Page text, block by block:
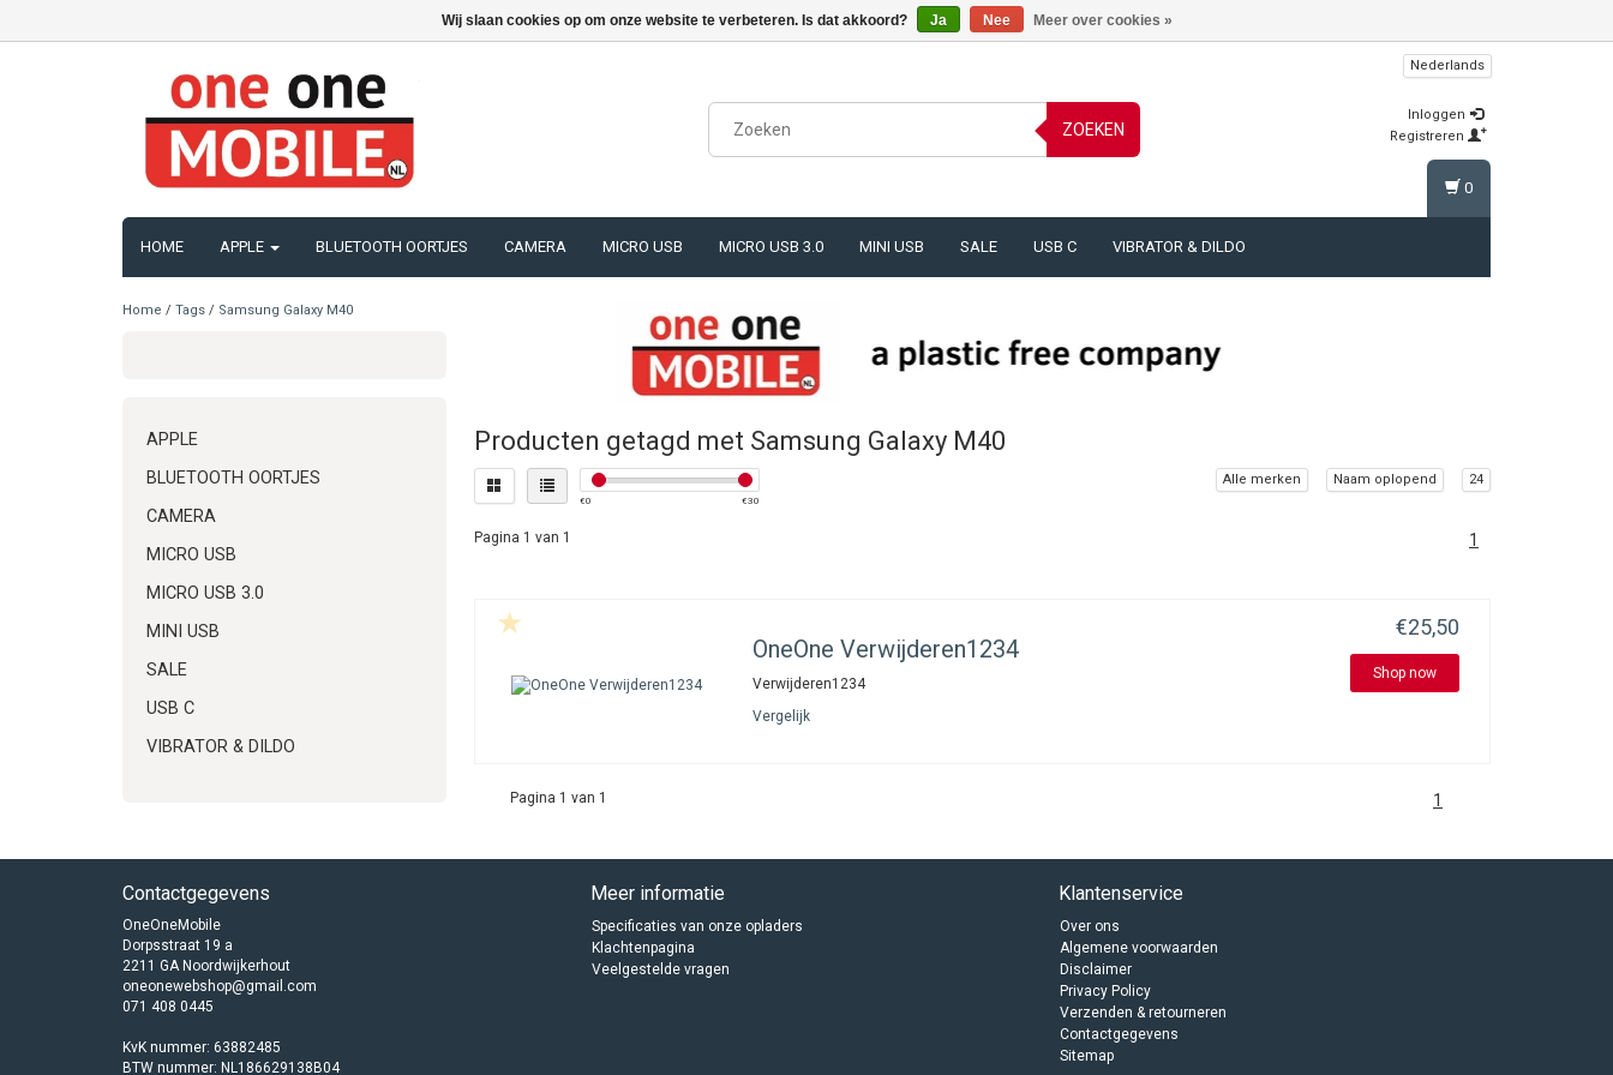
ZOEKEN
Nederlands
Inloggen
Registreren
HOME APPLE BLUETOOTH OORTJES CAMERA MICRO USB MICRO USB 3.0 MINI USB SALE USB C VIBRATOR & DILDO
0
Home / Tags / Samsung Galaxy M40
APPLE
BLUETOOTH OORTJES
CAMERA
MICRO USB
MICRO USB 3.0
MINI USB
SALE
USB C
VIBRATOR & DILDO
Producten getagd met Samsung Galaxy M40
€0 €30
Alle merken Naam oplopend 24
Pagina 1 van 1 1
OneOne Verwijderen1234
Verwijderen1234
Vergelijk
€25,50
Shop now
Pagina 1 van 1 1
Contactgegevens
OneOneMobile
Dorpsstraat 19 a
2211 GA Noordwijkerhout
oneonewebshop@gmail.com
071 408 0445
KvK nummer: 63882485
BTW nummer: NL186629138B04
Meer informatie
Specificaties van onze opladers
Klachtenpagina
Veelgestelde vragen
Klantenservice
Over ons
Algemene voorwaarden
Disclaimer
Privacy Policy
Verzenden & retourneren
Contactgegevens
Sitemap
Wij slaan cookies op om onze website te verbeteren. Is dat akkoord? Ja Nee Meer over cookies »